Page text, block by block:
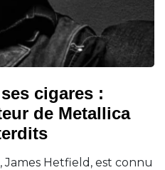
cigares :
de Metallica
Hetfield, est connu